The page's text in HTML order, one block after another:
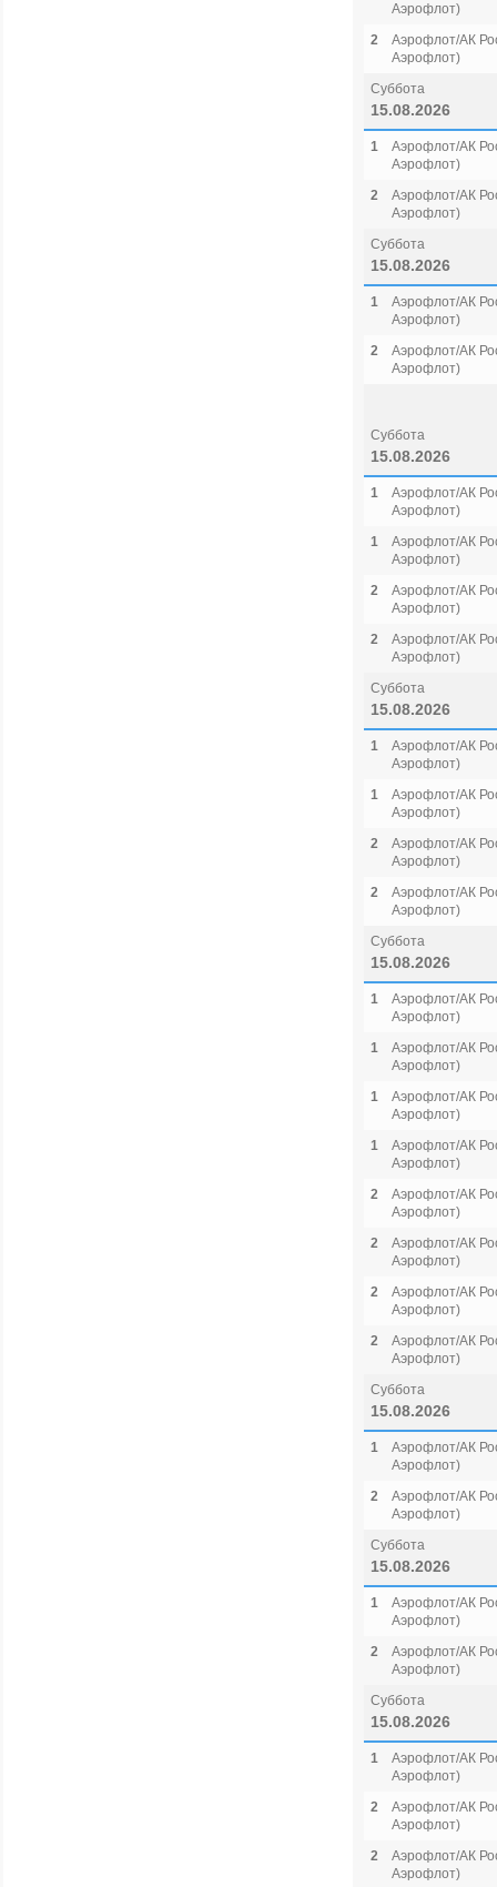
Аэрофлот)
2
Аэрофлот/АК
Аэрофлот)
Суббота
15.08.2026
1
Аэрофлот/АК
Аэрофлот)
2
Аэрофлот/АК
Аэрофлот)
Суббота
15.08.2026
1
Аэрофлот/АК
Аэрофлот)
2
Аэрофлот/АК
Аэрофлот)
Суббота
15.08.2026
1
Аэрофлот/АК
Аэрофлот)
1
Аэрофлот/АК
Аэрофлот)
2
Аэрофлот/АК
Аэрофлот)
2
Аэрофлот/АК
Аэрофлот)
Суббота
15.08.2026
1
Аэрофлот/АК
Аэрофлот)
1
Аэрофлот/АК
Аэрофлот)
2
Аэрофлот/АК
Аэрофлот)
2
Аэрофлот/АК
Аэрофлот)
Суббота
15.08.2026
1
Аэрофлот/АК
Аэрофлот)
1
Аэрофлот/АК
Аэрофлот)
1
Аэрофлот/АК
Аэрофлот)
1
Аэрофлот/АК
Аэрофлот)
2
Аэрофлот/АК
Аэрофлот)
2
Аэрофлот/АК
Аэрофлот)
2
Аэрофлот/АК
Аэрофлот)
2
Аэрофлот/АК
Аэрофлот)
Суббота
15.08.2026
1
Аэрофлот/АК
Аэрофлот)
2
Аэрофлот/АК
Аэрофлот)
Суббота
15.08.2026
1
Аэрофлот/АК
Аэрофлот)
2
Аэрофлот/АК
Аэрофлот)
Суббота
15.08.2026
1
Аэрофлот/АК
Аэрофлот)
2
Аэрофлот/АК
Аэрофлот)
2
Аэрофлот/АК
Аэрофлот)